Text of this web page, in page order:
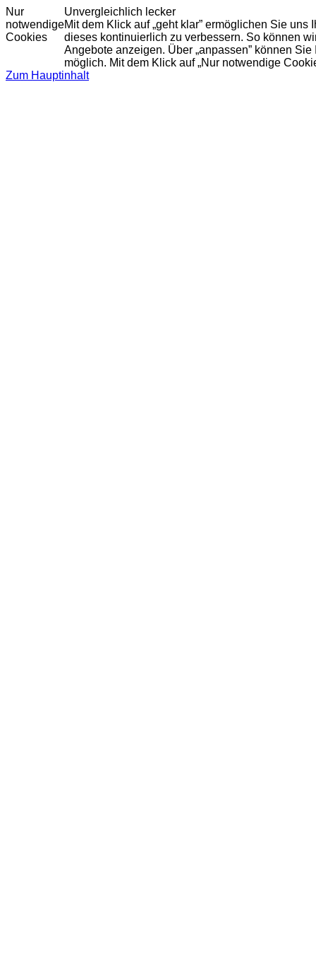
Nur
notwendige
Cookies
Unvergleichlich lecker
Mit dem Klick auf „geht klar” ermöglichen Sie
dieses kontinuierlich zu verbessern. So können
Angebote anzeigen. Über „anpassen” können
möglich. Mit dem Klick auf „Nur notwendige
Zum Hauptinhalt